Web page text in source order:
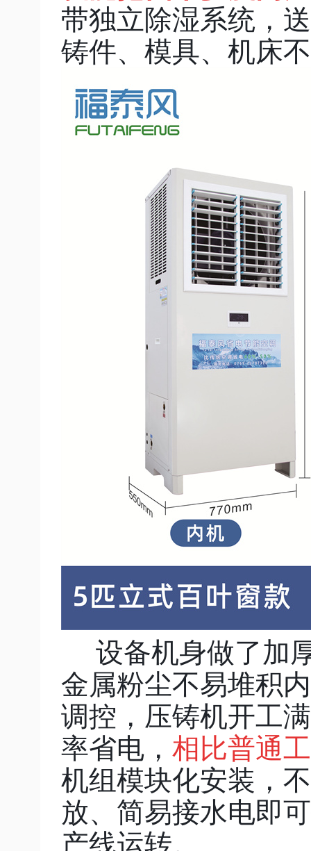
带独立除湿系统，
铸件、模具、机床
设备机身做了加
金属粉尘不易堆积
调控，压铸机开工
率省电， 相比普通
机组模块化安装，
放、简易接水电即
产线运转。